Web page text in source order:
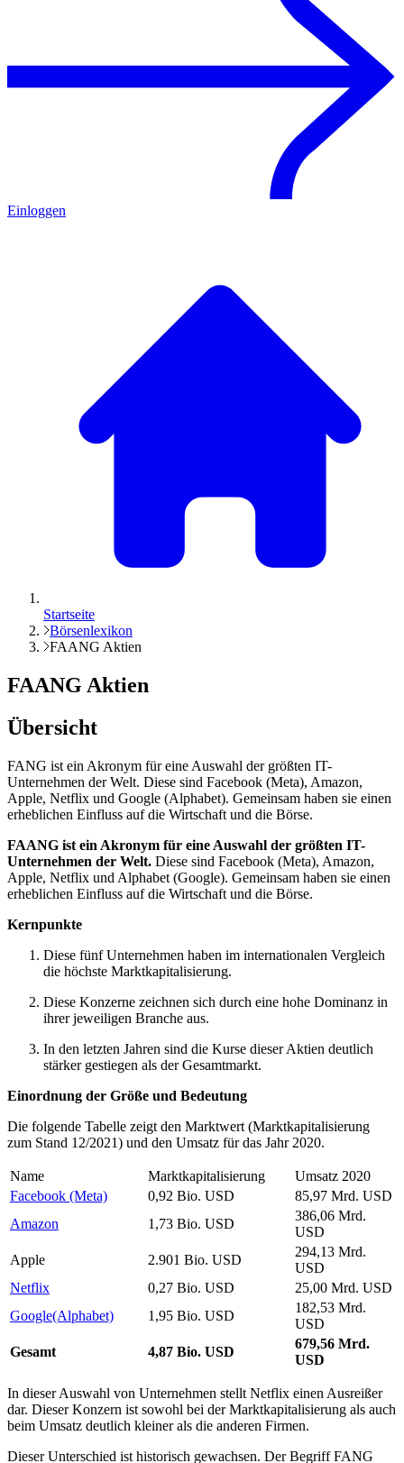
Einloggen
Startseite
Börsenlexikon
FAANG Aktien
FAANG Aktien
Übersicht
FANG ist ein Akronym für eine Auswahl der größten IT-
Unternehmen der Welt. Diese sind Facebook (Meta), Amazon,
Apple, Netflix und Google (Alphabet). Gemeinsam haben sie einen
erheblichen Einfluss auf die Wirtschaft und die Börse.
FAANG ist ein Akronym für eine Auswahl der größten IT-
Unternehmen der Welt. Diese sind Facebook (Meta), Amazon,
Apple, Netflix und Alphabet (Google). Gemeinsam haben sie einen
erheblichen Einfluss auf die Wirtschaft und die Börse.
Kernpunkte
Diese fünf Unternehmen haben im internationalen Vergleich
die höchste Marktkapitalisierung.
Diese Konzerne zeichnen sich durch eine hohe Dominanz in
ihrer jeweiligen Branche aus.
In den letzten Jahren sind die Kurse dieser Aktien deutlich
stärker gestiegen als der Gesamtmarkt.
Einordnung der Größe und Bedeutung
Die folgende Tabelle zeigt den Marktwert (Marktkapitalisierung
zum Stand 12/2021) und den Umsatz für das Jahr 2020.
Name Marktkapitalisierung
Umsatz 2020
Facebook (Meta)
0,92 Bio. USD
85,97 Mrd. USD
Amazon
1,73 Bio. USD
386,06 Mrd.
USD
Apple
2.901 Bio. USD
294,13 Mrd.
USD
Netflix
0,27 Bio. USD
25,00 Mrd. USD
Google(Alphabet)
1,95 Bio. USD
182,53 Mrd.
USD
Gesamt
4,87 Bio. USD
679,56 Mrd.
USD
In dieser Auswahl von Unternehmen stellt Netflix einen Ausreißer
dar. Dieser Konzern ist sowohl bei der Marktkapitalisierung als auch
beim Umsatz deutlich kleiner als die anderen Firmen.
Dieser Unterschied ist historisch gewachsen. Der Begriff FANG